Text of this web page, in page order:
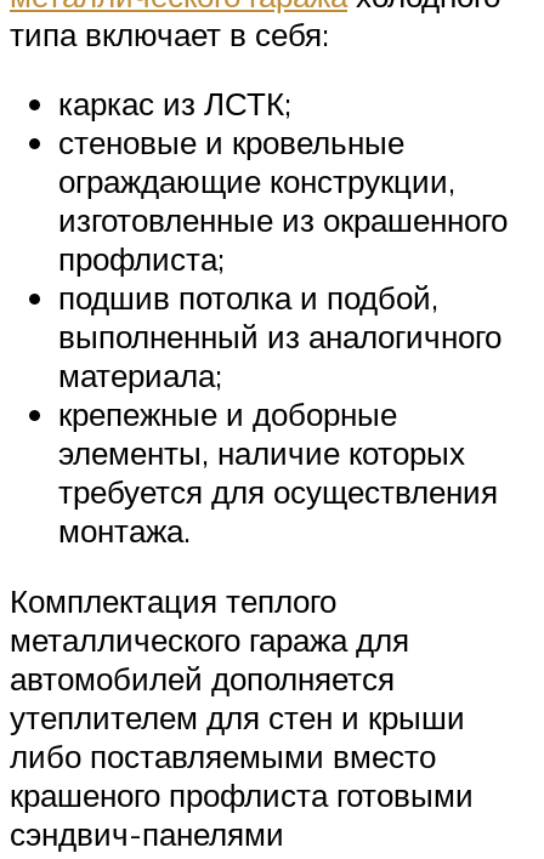
типа включает в себя:
каркас из ЛСТК;
стеновые и кровельные
ограждающие конструкции,
изготовленные из окрашенного
профлиста;
подшив потолка и подбой,
выполненный из аналогичного
материала;
крепежные и доборные
элементы, наличие которых
требуется для осуществления
монтажа.
Комплектация теплого
металлического гаража для
автомобилей дополняется
утеплителем для стен и крыши
либо поставляемыми вместо
крашеного профлиста готовыми
сэндвич-панелями